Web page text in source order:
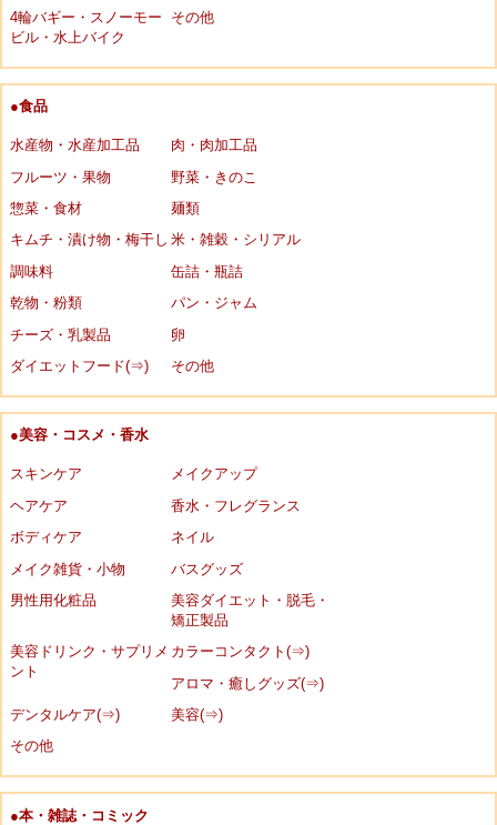
4輪バギー・スノーモー
ビル・水上バイク
その他
●食品
水産物・水産加工品
肉・肉加工品
フルーツ・果物
野菜・きのこ
惣菜・食材
麺類
キムチ・漬け物・梅干し 米・雑穀・シリアル
調味料
缶詰・瓶詰
乾物・粉類
パン・ジャム
チーズ・乳製品
卵
ダイエットフード(⇒)
その他
●美容・コスメ・香水
スキンケア
メイクアップ
ヘアケア
香水・フレグランス
ボディケア
ネイル
メイク雑貨・小物
バスグッズ
男性用化粧品
美容ダイエット・脱毛・
矯正製品
美容ドリンク・サプリメ
ント
カラーコンタクト(⇒)
アロマ・癒しグッズ(⇒)
デンタルケア(⇒)
美容(⇒)
その他
●本・雑誌・コミック